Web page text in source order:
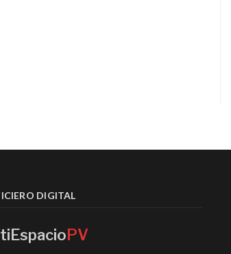
DIGITAL
PV